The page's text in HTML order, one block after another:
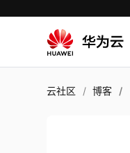
云社区 博客